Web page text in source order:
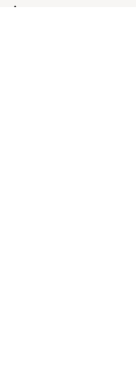
Авария уже